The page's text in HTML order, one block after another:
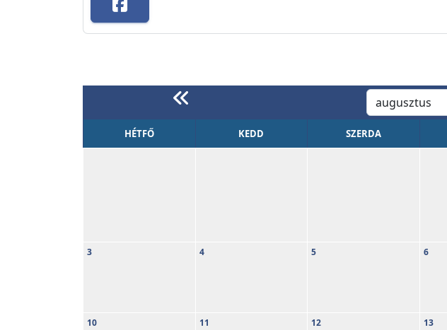
HÉTFŐ KEDD SZERDA
3 4 5 6
10 11 12 13